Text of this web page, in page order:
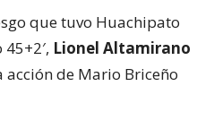
que tuvo Huachipato
Lionel Altamirano
de Mario Briceño